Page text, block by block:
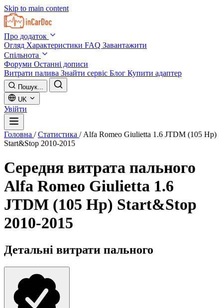
Skip to main content
Про додаток
Огляд Характеристики FAQ Завантажити
Спільнота
Форуми Останні дописи
Витрати палива Знайти сервіс Блог Купити адаптер
Пошук...
UK
Увійти
Головна / Статистика / Alfa Romeo Giulietta 1.6 JTDM (105 Hp)
Start&Stop 2010-2015
Середня витрата пального
Alfa Romeo Giulietta 1.6
JTDM (105 Hp) Start&Stop
2010-2015
Детальні витрати пального